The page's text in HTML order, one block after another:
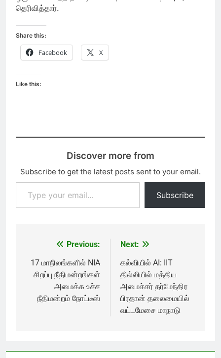
தெரிவித்தார்.
Share this:
Facebook X
Like this:
Discover more from
Subscribe to get the latest posts sent to your email.
Type your email…
Subscribe
navigation
Previous:
17 மாநிலங்களில் NIA
சிறப்பு நீதிமன்றங்கள்
அமைக்க உச்ச
நீதிமன்றம் நோட்டீஸ்
Next:
கல்வியில் AI: IIT
தில்லியில் மத்திய
அமைச்சர் தர்மேந்திர
பிரதான் தலைமையில்
வட்டமேசை மாநாடு